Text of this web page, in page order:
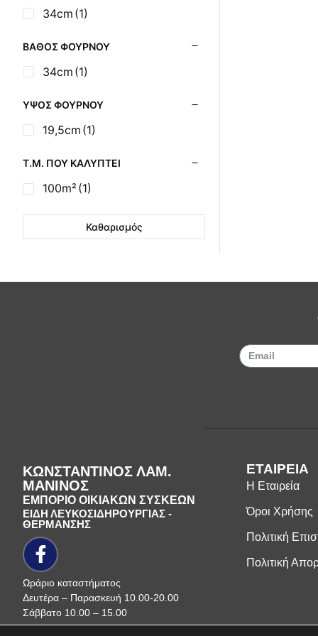
Σούβλες - Εργαλεία
Σχάρες Ψησίματος
Εξαρτήματα Σόμπας
Τζακόσομπες
Ψησταριές
34cm (1)
ΒΆΘΟΣ ΦΟΎΡΝΟΥ
34cm (1)
ΎΨΟΣ ΦΟΎΡΝΟΥ
19,5cm (1)
Τ.Μ. ΠΟΥ ΚΑΛΎΠΤΕΙ
100m² (1)
Καθαρισμός
ΚΩΝΣΤΑΝΤΙΝΟΣ ΛΑΜ.
ΜΑΝΙΝΟΣ
ΕΜΠΟΡΙΟ ΟΙΚΙΑΚΩΝ ΣΥΣΚΕΩΝ
ΕΙΔΗ ΛΕΥΚΟΣΙΔΗΡΟΥΡΓΙΑΣ -
ΘΕΡΜΑΝΣΗΣ
Ωράριο καταστήματος
Δευτέρα – Παρασκευή 10.00-20.00
Σάββατο 10.00 – 15.00
ΕΤΑΙΡΕΙΑ
Η Εταιρεία
Όροι Χρήσης
Πολιτική
Πολιτική